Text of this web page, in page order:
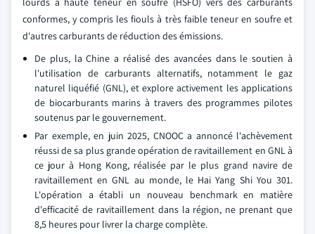
conformes, y compris les fiouls à très faible teneur en soufre et
d'autres carburants de réduction des émissions.
De plus, la Chine a réalisé des avancées dans le soutien à
l'utilisation de carburants alternatifs, notamment le gaz
naturel liquéfié (GNL), et explore activement les applications
de biocarburants marins à travers des programmes pilotes
soutenus par le gouvernement.
Par exemple, en juin 2025, CNOOC a annoncé l'achèvement
réussi de sa plus grande opération de ravitaillement en GNL à
ce jour à Hong Kong, réalisée par le plus grand navire de
ravitaillement en GNL au monde, le Hai Yang Shi You 301.
L'opération a établi un nouveau benchmark en matière
d'efficacité de ravitaillement dans la région, ne prenant que
8,5 heures pour livrer la charge complète.